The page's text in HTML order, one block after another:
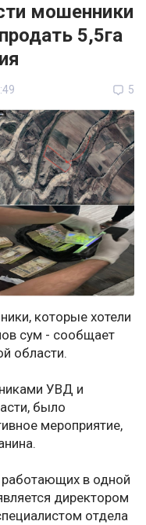
мошенники
5,5га
5
которые хотели
сум - сообщает
области.
УВД и
было
мероприятие,
в одной
директором
отдела